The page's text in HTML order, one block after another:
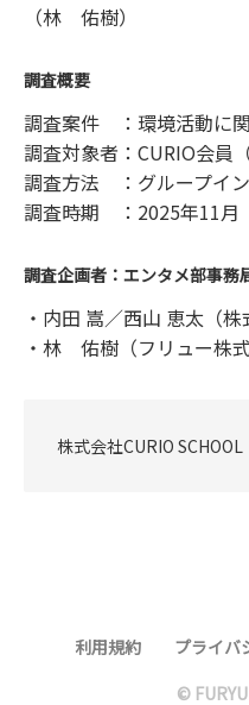
（林 佑樹）
調査概要
調査案件 ：環境活動に
調査対象者：CURIO会員（
調査方法 ：グループイ
調査時期 ：2025年11月
調査企画者：エンタメ部事務
・内田 嵩／西山 恵太（株
・林 佑樹（フリュー株式
株式会社CURIO SCHOOL
利用規約 プライバ
©